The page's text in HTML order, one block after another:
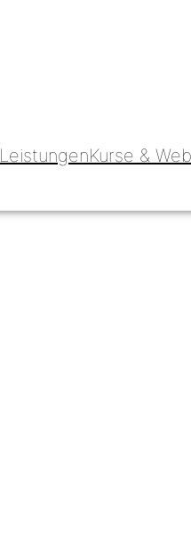
LeistungenKurse &